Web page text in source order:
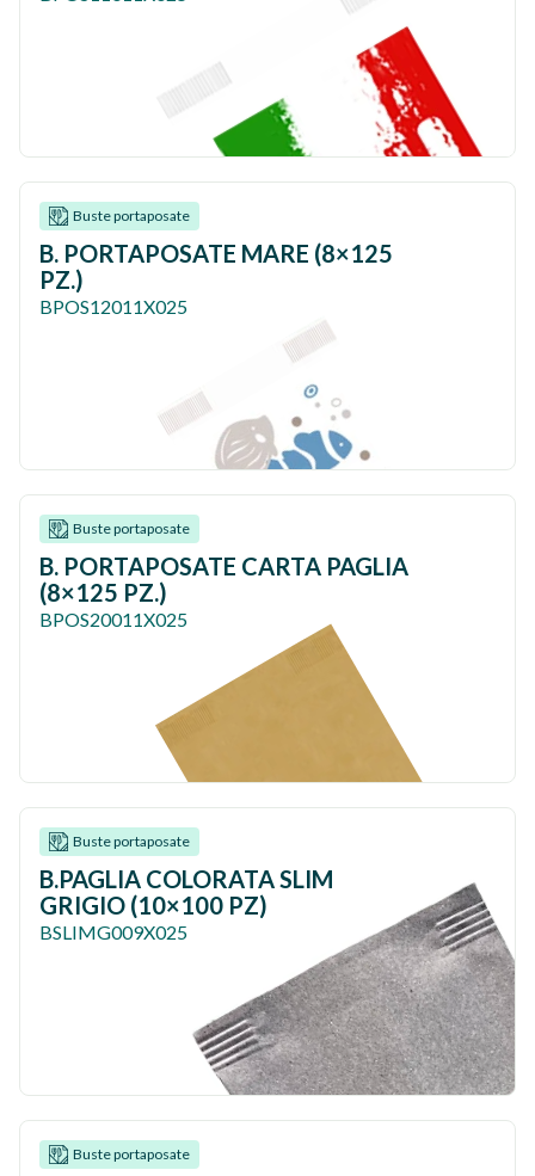
Buste portaposate
B. PORTAPOSATE MARE (8×125
PZ.)
BPOS12011X025
Buste portaposate
B. PORTAPOSATE CARTA PAGLIA
(8×125 PZ.)
BPOS20011X025
Buste portaposate
B.PAGLIA COLORATA SLIM
GRIGIO (10×100 PZ)
BSLIMG009X025
Buste portaposate